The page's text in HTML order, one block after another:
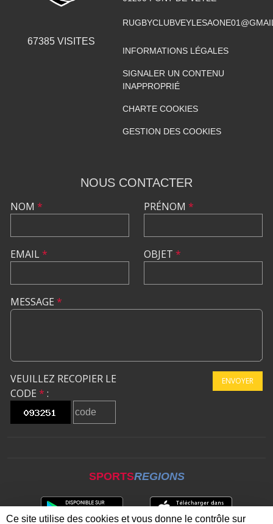
67385VISITES
INFORMATIONS LÉGALES
SIGNALER UN CONTENU
INAPPROPRIÉ
CHARTE COOKIES
GESTION DES COOKIES
NOUS CONTACTER
NOM *
EMAIL*
PRÉNOM *
OBJET *
MESSAGE *
VEUILLEZ RECOPIER LE
CODE * :
ENVOYER
SPORTSREGIONS
Ce site utilise des cookies et vous donne le contrôle sur